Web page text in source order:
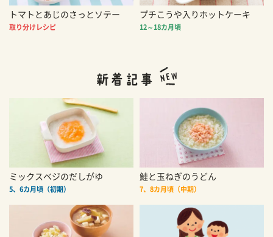
トマトとあじのさっとソテー
取り分けレシピ
プチこうや入りホットケーキ
12～18カ月頃
ミックスベジのだしがゆ
5、6カ月頃（初期）
鮭と玉ねぎのうどん
7、8カ月頃（中期）